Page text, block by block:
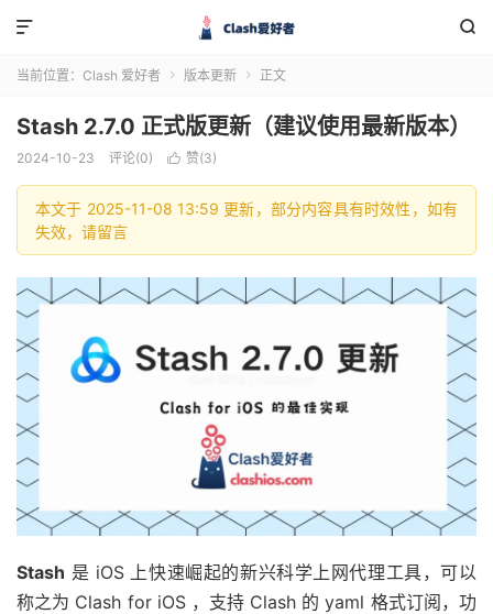


当前位置： Clash 爱好者  版本更新  正文
Stash 2.7.0 正式版更新（建议使用最新版本）
2024-10-23 评论(0)  赞(3)
本文于 2025-11-08 13:59 更新，部分内容具有时效性，如有
失效，请留言
Stash 是 iOS 上快速崛起的新兴科学上网代理工具，可以
称之为 Clash for iOS ，支持 Clash 的 yaml 格式订阅，功